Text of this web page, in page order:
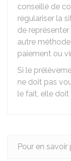
conseillé de
régulariser la
de
autre
paiement ou
Si le
ne doit pas
le fait, elle doit
Pour en savoir